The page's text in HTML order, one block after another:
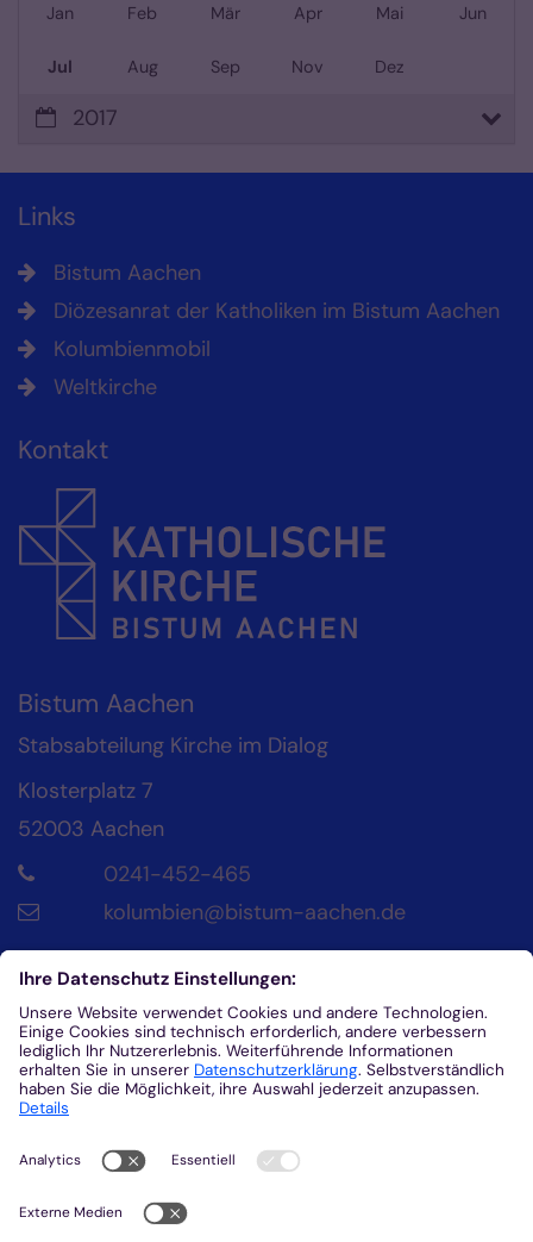
Jan Feb Mär Apr Mai Jun
Jul Aug Sep Nov Dez
2017
Links
Bistum Aachen
Diözesanrat der Katholiken im Bistum Aachen
Kolumbienmobil
Weltkirche
Kontakt
Bistum Aachen
Stabsabteilung Kirche im Dialog
Klosterplatz 7
52003 Aachen
0241-452-465
kolumbien@bistum-aachen.de
Kontakt
Diözesanrat der Katholik*innen im Bistum
Aachen
Klosterplatz 4
helena.fuhrmann@dr-aachen.de